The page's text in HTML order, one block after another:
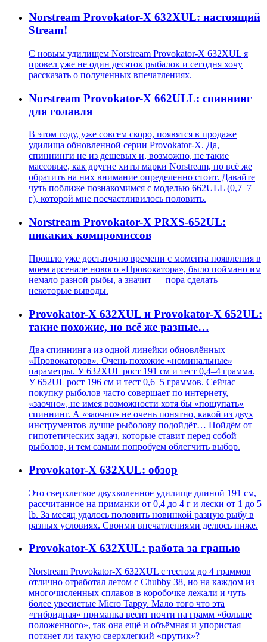
Norstream Provokator-X 632XUL: настоящий
Stream!
С новым удилищем Norstream Provokator-X 632XUL я
провел уже не один десяток рыбалок и сегодня хочу
рассказать о полученных впечатлениях.
Norstream Provokator-X 662ULL: спиннинг
для голавля
В этом году, уже совсем скоро, появятся в продаже
удилища обновленной серии Provokator-X. Да,
спиннинги не из дешевых и, возможно, не такие
массовые, как другие хиты марки Norstream, но всё же
обратить на них внимание определенно стоит. Давайте
чуть поближе познакомимся с моделью 662ULL (0,7–7
г), которой мне посчастливилось половить.
Norstream Provokator-X PRXS-652UL:
никаких компромиссов
Прошло уже достаточно времени с момента появления в
моем арсенале нового «Провокатора», было поймано им
немало разной рыбы, а значит — пора сделать
некоторые выводы.
Provokator-X 632XUL и Provokator-X 652UL:
такие похожие, но всё же разные…
Два спиннинга из одной линейки обновлённых
«Провокаторов». Очень похожие «номинальные»
параметры. У 632XUL рост 191 см и тест 0,4–4 грамма.
У 652UL рост 196 см и тест 0,6–5 граммов. Сейчас
покупку рыболов часто совершает по интернету,
«заочно», не имея возможности хотя бы «пощупать»
спиннинг. А «заочно» не очень понятно, какой из двух
инструментов лучше рыболову подойдёт… Пойдём от
гипотетических задач, которые ставит перед собой
рыболов, и тем самым попробуем облегчить выбор.
Provokator-X 632XUL: обзор
Это сверхлегкое двухколенное удилище длиной 191 см,
рассчитанное на приманки от 0,4 до 4 г и лески от 1 до 5
lb. За месяц удалось половить новинкой разную рыбу в
разных условиях. Своими впечатлениями делюсь ниже.
Provokator-X 632XUL: работа за гранью
Norstream Provokator-X 632XUL с тестом до 4 граммов
отлично отработал летом с Chubby 38, но на каждом из
многочисленных сплавов в коробочке лежали и чуть
более увесистые Micro Tappy. Мало того что эта
«гибридная» приманка весит почти на грамм «больше
положенного», так она ещё и объёмная и упористая —
потянет ли такую сверхлегкий «прутик»?